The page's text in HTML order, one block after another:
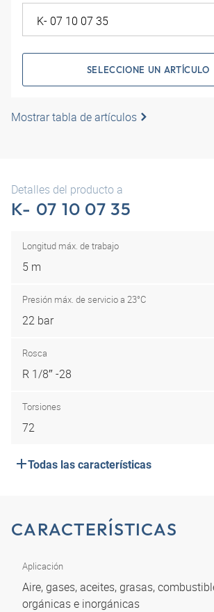
SELECCIONE UN ARTÍCULO
Mostrar tabla de artículos
Detalles del producto a
K- 07 10 07 35
Longitud máx. de trabajo
5 m
Presión máx. de servicio a 23°C
22 bar
Rosca
R 1/8″ -28
Torsiones
72
Todas las características
CARACTERÍSTICAS
Aplicación
Aire, gases, aceites, grasas,
orgánicas e inorgánicas